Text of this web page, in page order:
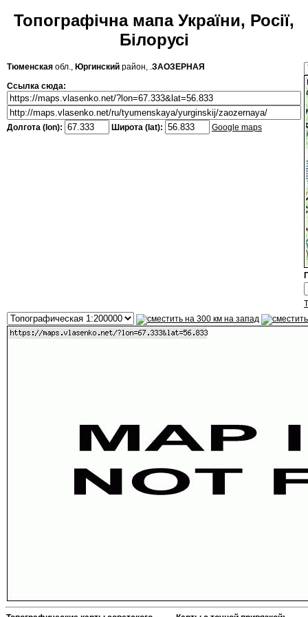
Топографічна мапа України, Росії,
Білорусі
Тюменская обл., Юргинский район, .ЗАОЗЕРНАЯ
Ссылка сюда:
Долгота (lon): Широта (lat): Google maps